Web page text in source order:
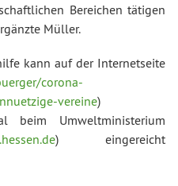
Bereichen tätigen
Müller.
kann auf der Internetseite
corona-
vereine)
beim Umweltministerium
) eingereicht